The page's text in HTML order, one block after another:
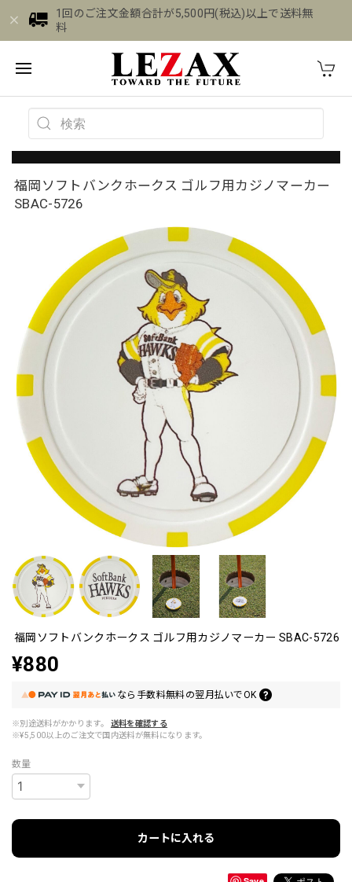
1回のご注文金額合計が5,500円(税込)以上で送料無
料
福岡ソフトバンクホークス ゴルフ用カジノマーカー
SBAC-5726
福岡ソフトバンクホークス ゴルフ用カジノマーカー SBAC-5726
¥880
なら 手数料無料の翌月払いでOK
※別途送料がかかります。
送料を確認する
※¥5,500以上のご注文で国内送料が無料になります。
数量
カートに入れる